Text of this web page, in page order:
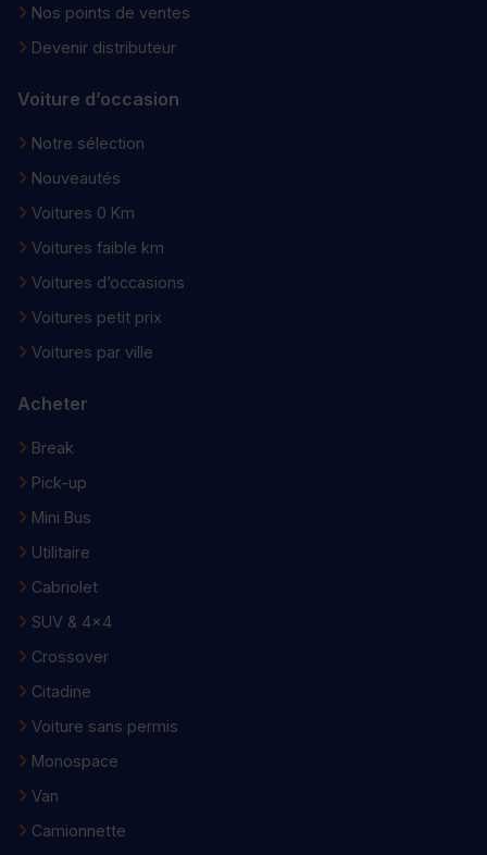
Nos points de ventes
Devenir distributeur
Voiture d’occasion
Notre sélection
Nouveautés
Voitures 0 Km
Voitures faible km
Voitures d’occasions
Voitures petit prix
Voitures par ville
Acheter
Break
Pick-up
Mini Bus
Utilitaire
Cabriolet
SUV & 4x4
Crossover
Citadine
Voiture sans permis
Monospace
Van
Camionnette